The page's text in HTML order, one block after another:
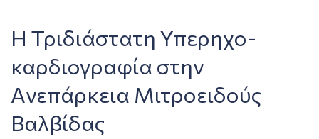
Η Τριδιάστατη Υπερηχο-
καρδιογραφία στην
Aνεπάρκεια Mιτροειδούς
Bαλβίδας